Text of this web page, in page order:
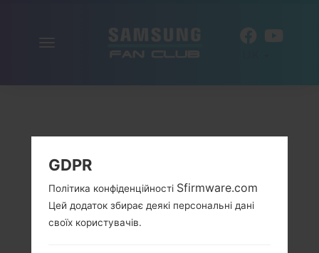
GDPR
Політика конфіденційності Sfirmware.com
Цей додаток збирає деякі персональні дані
своїх користувачів.